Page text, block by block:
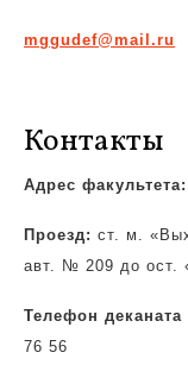
mggudef@mail.ru
Контакты
Адрес факультета:
Проезд: ст. м.
авт. № 209 до ост.
Телефон
76 56